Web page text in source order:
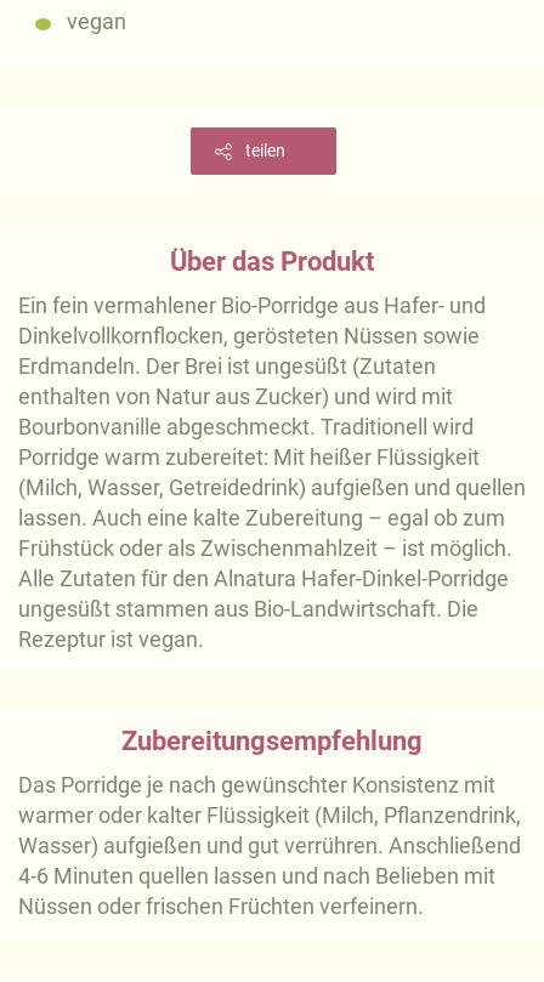
vegan
teilen
Über das Produkt
Ein fein vermahlener Bio-Porridge aus Hafer- und
Dinkelvollkornflocken, gerösteten Nüssen sowie
Erdmandeln. Der Brei ist ungesüßt (Zutaten
enthalten von Natur aus Zucker) und wird mit
Bourbonvanille abgeschmeckt. Traditionell wird
Porridge warm zubereitet: Mit heißer Flüssigkeit
(Milch, Wasser, Getreidedrink) aufgießen und quellen
lassen. Auch eine kalte Zubereitung – egal ob zum
Frühstück oder als Zwischenmahlzeit – ist möglich.
Alle Zutaten für den Alnatura Hafer-Dinkel-Porridge
ungesüßt stammen aus Bio-Landwirtschaft. Die
Rezeptur ist vegan.
Zubereitungsempfehlung
Das Porridge je nach gewünschter Konsistenz mit
warmer oder kalter Flüssigkeit (Milch, Pflanzendrink,
Wasser) aufgießen und gut verrühren. Anschließend
4-6 Minuten quellen lassen und nach Belieben mit
Nüssen oder frischen Früchten verfeinern.